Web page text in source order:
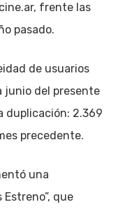
frente las
pasado.
de usuarios
junio del presente
duplicación: 2.369
precedente.
una
que